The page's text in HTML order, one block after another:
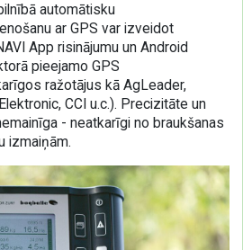
automātisku
ar GPS var izveidot
App risinājumu un Android
pieejamo GPS
ražotājus kā AgLeader,
CCI u.c.). Precizitāte un
- neatkarīgi no braukšanas
izmaiņām.